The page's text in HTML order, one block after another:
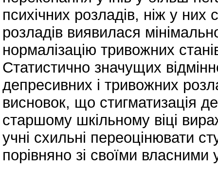
психічних розладів, ніж у
розладів виявилася
нормалізацію тривожних
Статистично значущих
депресивних і тривожних
висновок, що стигматизація
старшому шкільному віці
учні схильні переоцінювати
порівняно зі своїми власними